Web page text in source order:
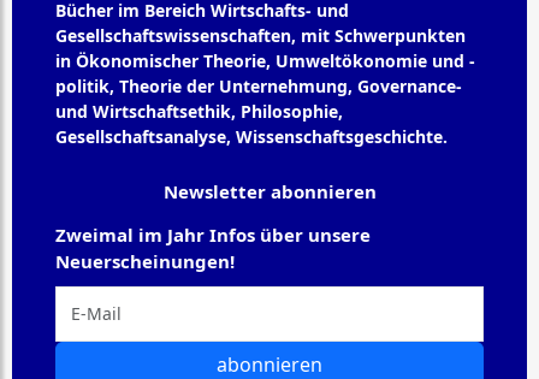
Bücher im Bereich Wirtschafts- und
Gesellschaftswissenschaften, mit Schwerpunkten
in Ökonomischer Theorie, Umweltökonomie und -
politik, Theorie der Unternehmung, Governance-
und Wirtschaftsethik, Philosophie,
Gesellschaftsanalyse, Wissenschaftsgeschichte.
Newsletter abonnieren
Zweimal im Jahr Infos über unsere
Neuerscheinungen!
abonnieren